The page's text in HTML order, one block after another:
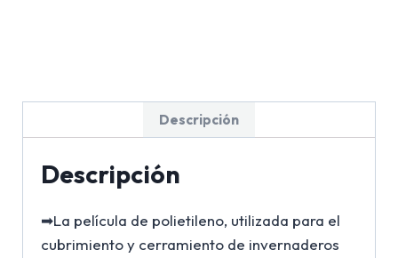
Descripción
Descripción
➡La película de polietileno, utilizada para el
cubrimiento y cerramiento de invernaderos